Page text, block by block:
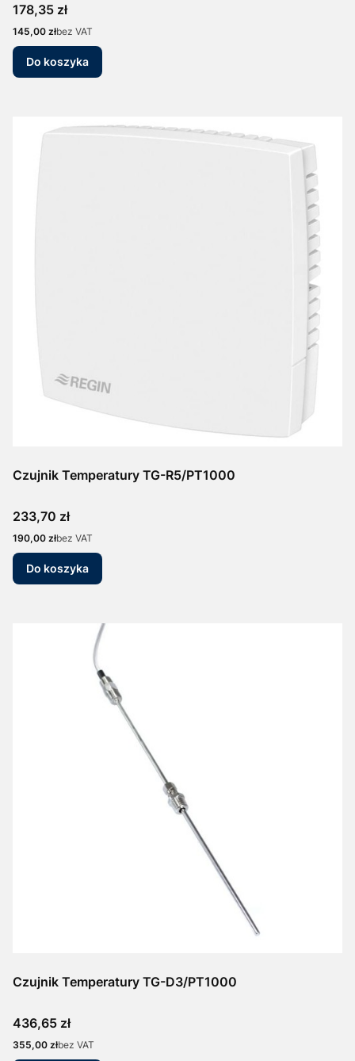
Cena
178,35 zł
Cena
145,00 złbez VAT
Do koszyka
Czujnik Temperatury TG-R5/PT1000
Cena
233,70 zł
Cena
190,00 złbez VAT
Do koszyka
Czujnik Temperatury TG-D3/PT1000
Cena
436,65 zł
Cena
355,00 złbez VAT